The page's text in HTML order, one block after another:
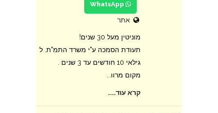
אתר
מוניטין מעל 30 שנים!
תעודת הסמכה ע"י משרד התמ"ת. ל
גילאי 10 חודשים עד 3 שנים .
מקום מרוו...
קרא עוד....